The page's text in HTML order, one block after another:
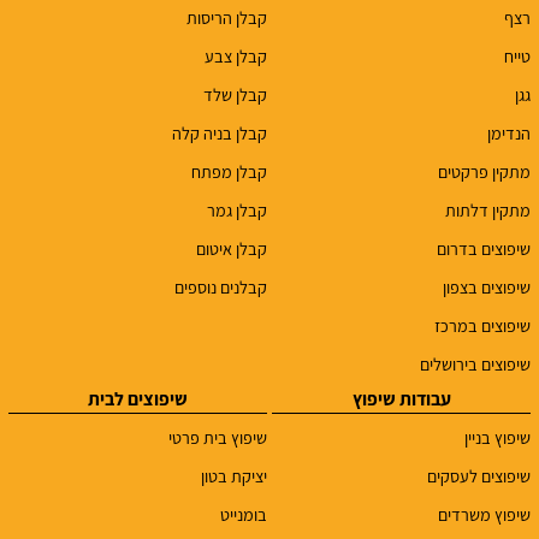
רצף
טייח
גגן
הנדימן
מתקין פרקטים
מתקין דלתות
שיפוצים בדרום
שיפוצים בצפון
שיפוצים במרכז
שיפוצים בירושלים
קבלן הריסות
קבלן צבע
קבלן שלד
קבלן בניה קלה
קבלן מפתח
קבלן גמר
קבלן איטום
קבלנים נוספים
עבודות שיפוץ
שיפוץ בניין
שיפוצים לעסקים
שיפוץ משרדים
שיפוצים לבית
שיפוץ בית פרטי
יציקת בטון
בומנייט